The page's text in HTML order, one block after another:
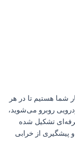
شما هستیم تا در هر
روبرو می‌شوید،
تشکیل شده
پیشگیری از خرابی